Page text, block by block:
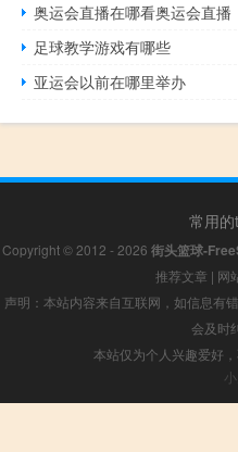
奥运会直播在哪看奥运会直播
足球教学游戏有哪些
亚运会以前在哪里举办
常用
Copyright © 2012 - 2026 街头篮球-
推荐文章 | 网
声明：本站内容来自互联网，如信息有
会及时
本站仅为个人兴趣爱好